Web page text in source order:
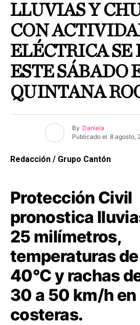
LLUVIAS Y
CON
ELÉCTRICA SE
ESTE SÁBADO
QUINTANA
By Daniela
Publicado el 8 agosto,
Redacción / Grupo Cantón
Protección Civil
pronostica
25 milímetros,
temperaturas
40°C y rachas
30 a 50 km/h
costeras.